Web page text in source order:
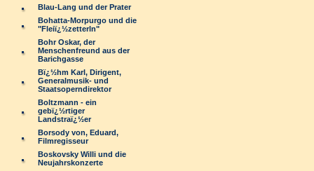
Blau-Lang und der Prater
Bohatta-Morpurgo und die
"Fleiï¿½zetterln"
Bohr Oskar, der
Menschenfreund aus der
Barichgasse
Bï¿½hm Karl, Dirigent,
Generalmusik- und
Staatsoperndirektor
Boltzmann - ein
gebï¿½rtiger
Landstraï¿½er
Borsody von, Eduard,
Filmregisseur
Boskovsky Willi und die
Neujahrskonzerte